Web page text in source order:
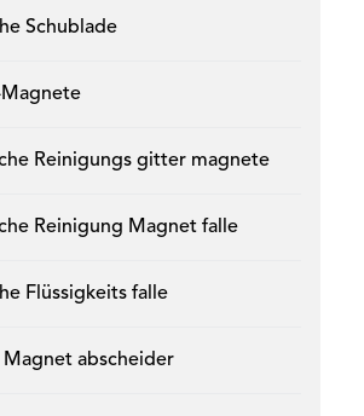
Schublade
Reinigungs gitter magnete
Reinigung Magnet falle
Flüssigkeits falle
Magnet abscheider